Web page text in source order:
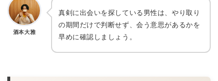
酒本大雅
真剣に出会いを探している男性は、やり取り
の期間だけで判断せず、会う意思があるかを
早めに確認しましょう。